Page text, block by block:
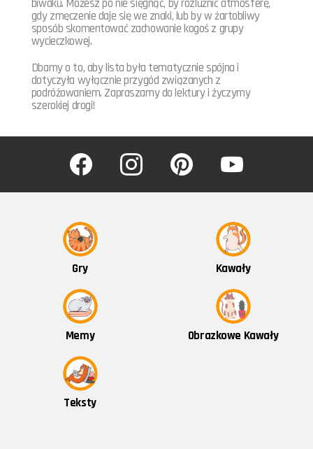
biwaku. Możesz po nie sięgnąć, by rozluźnić atmosferę,
gdy zmęczenie daje się we znaki, lub by w żartobliwy
sposób skomentować zachowanie kogoś z grupy
wycieczkowej.
Dbamy o to, aby lista była tematycznie spójna i
dotyczyła wyłącznie przygód związanych z
podróżowaniem. Zapraszamy do lektury i życzymy
szerokiej drogi!
facebook instagram pinterest youtube
Gry Kawały
Memy Obrazkowe Kawały
Teksty